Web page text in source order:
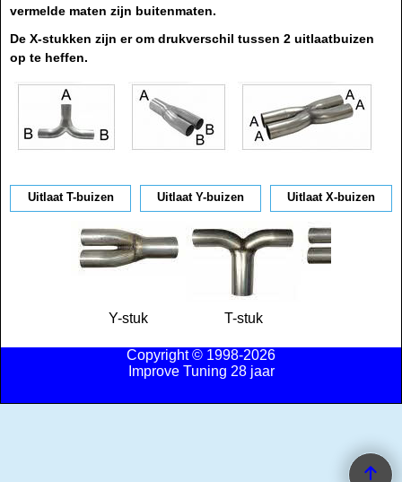
vermelde maten zijn buitenmaten.
De X-stukken zijn er om drukverschil tussen 2 uitlaatbuizen
op te heffen.
Uitlaat T-buizen Uitlaat Y-buizen Uitlaat X-buizen
Y-stuk T-stuk
Copyright © 1998-2026
Improve Tuning 28 jaar